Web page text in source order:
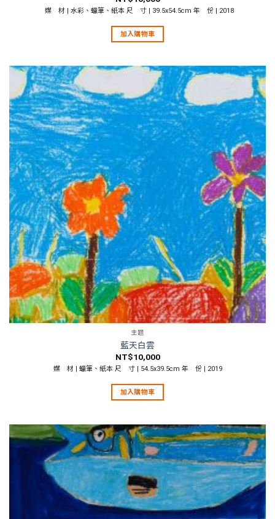
媒 材 | 水彩、蠟筆、紙本 尺 寸 | 39.5x54.5cm 年 份 | 2018
加入購物車
主題
藍天白雲
NT$10,000
媒 材 | 蠟筆、紙本 尺 寸 | 54.5x39.5cm 年 份 | 2019
加入購物車